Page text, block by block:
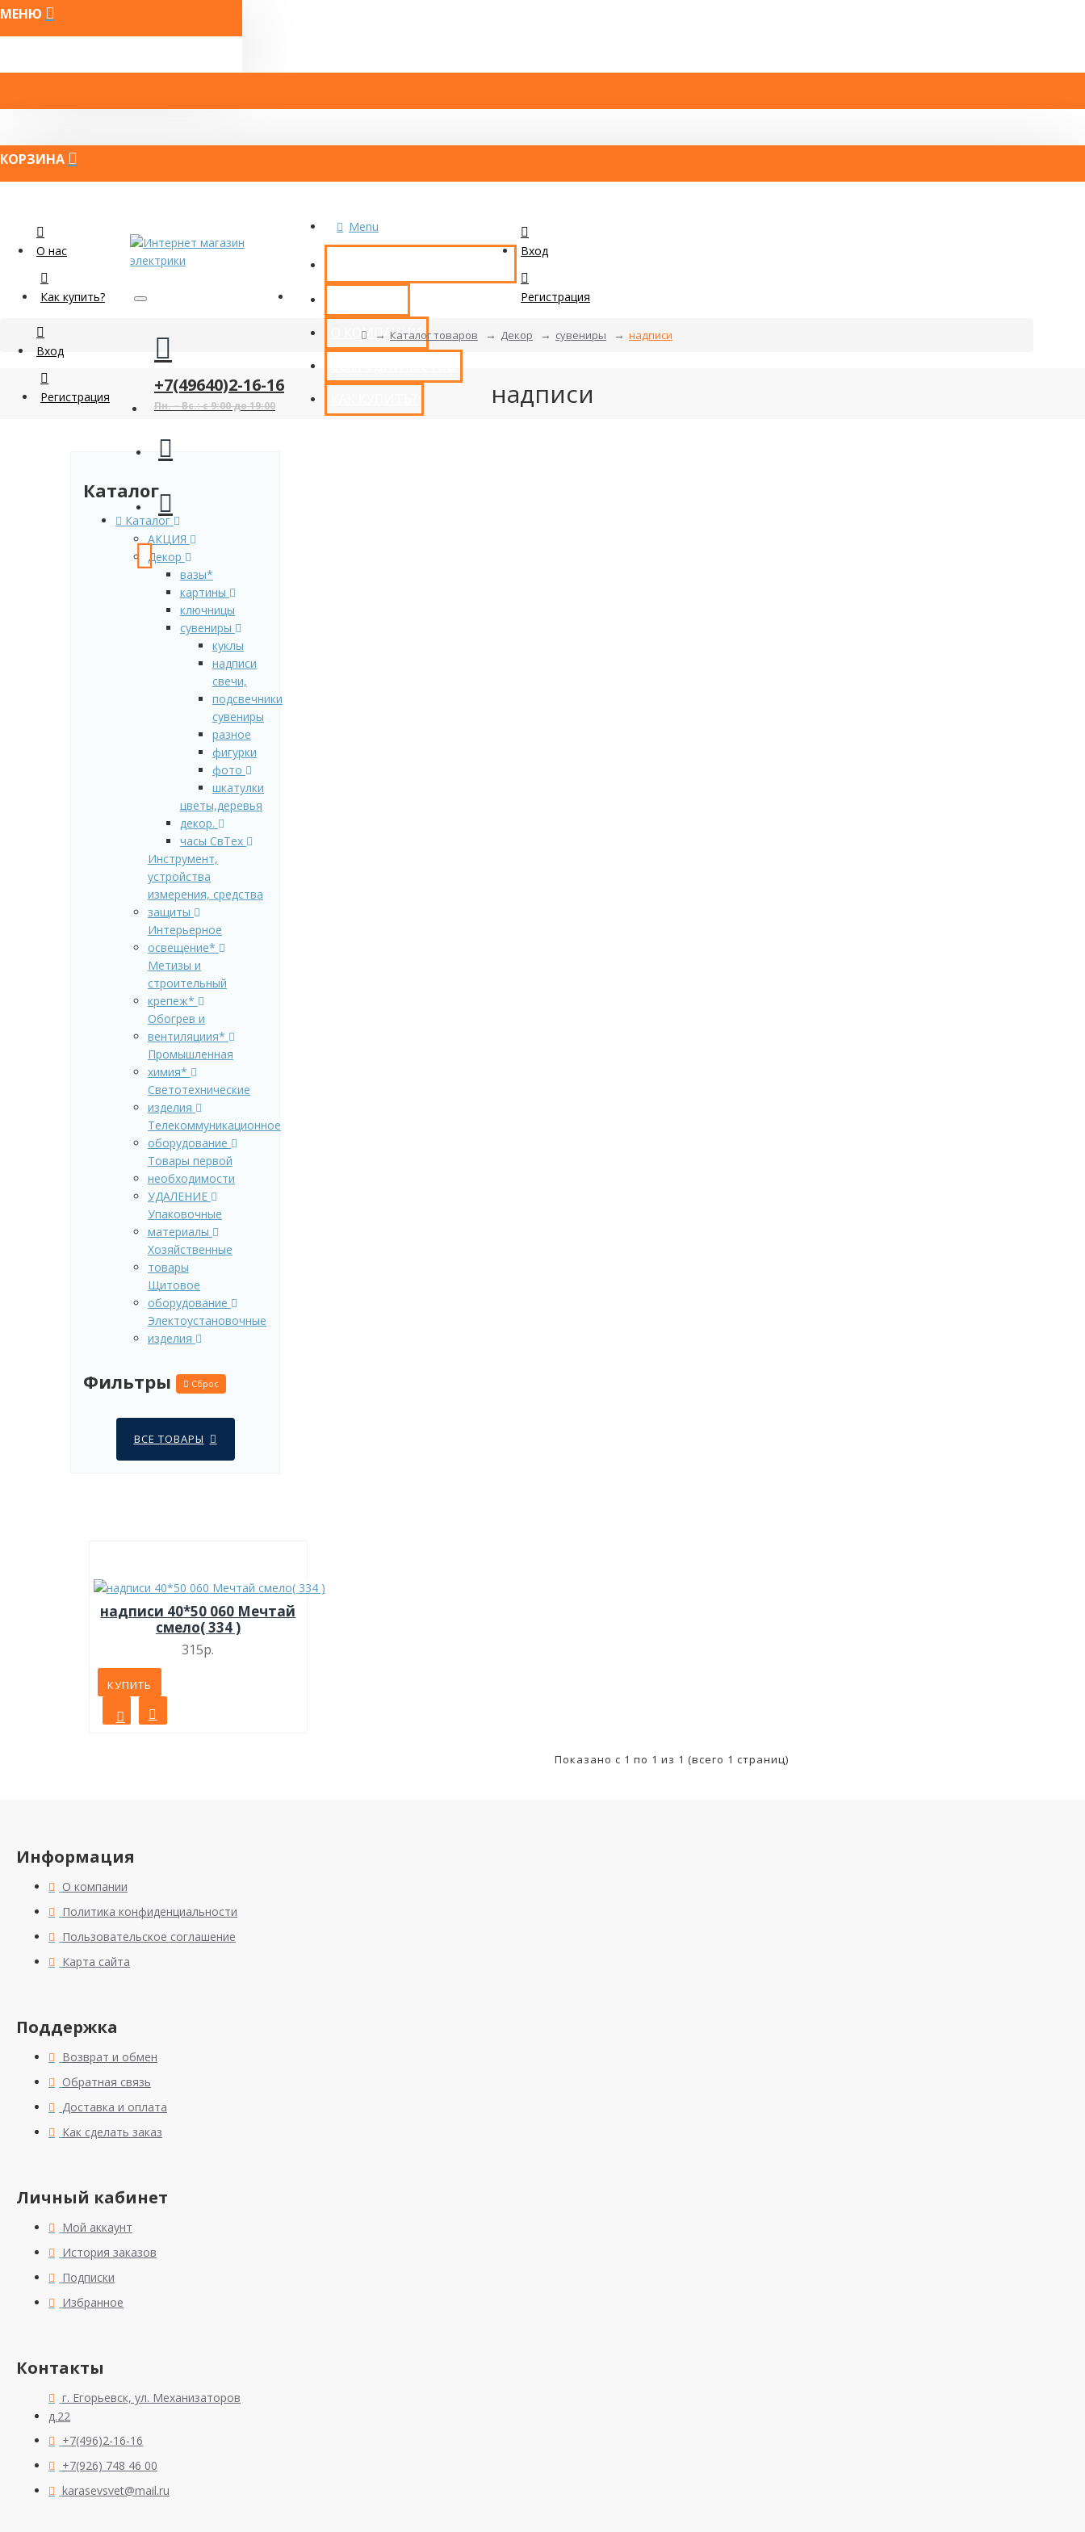
МЕНЮ
КОРЗИНА
О нас
Как купить?
Вход
Регистрация
+7(49640)2-16-16
Пн. – Вс.: с 9:00 до 19:00
Menu
О КОМПАНИИ
Вход
Регистрация
Каталог товаров Декор сувениры надписи
надписи
Каталог
Каталог
АКЦИЯ
Декор
вазы*
картины
ключницы
сувениры
куклы
надписи
свечи,
подсвечники
сувениры
разное
фигурки
фото
шкатулки
цветы,деревья
декор.
часы СвТех
Инструмент,
устройства
измерения, средства
защиты
Интерьерное
освещение*
Метизы и
строительный
крепеж*
Обогрев и
вентиляциия*
Промышленная
химия*
Светотехнические
изделия
Телекоммуникационное
оборудование
Товары первой
необходимости
УДАЛЕНИЕ
Упаковочные
материалы
Хозяйственные
товары
Щитовое
оборудование
Электоустановочные
изделия
Фильтры Сброс
ВСЕ ТОВАРЫ
надписи 40*50 060 Мечтай
смело( 334 )
315р.
КУПИТЬ
Показано с 1 по 1 из 1 (всего 1 страниц)
Информация
О компании
Политика конфиденциальности
Пользовательское соглашение
Карта сайта
Поддержка
Возврат и обмен
Обратная связь
Доставка и оплата
Как сделать заказ
Личный кабинет
Мой аккаунт
История заказов
Подписки
Избранное
Контакты
г. Егорьевск, ул. Механизаторов
д.22
+7(496)2-16-16
+7(926) 748 46 00
karasevsvet@mail.ru